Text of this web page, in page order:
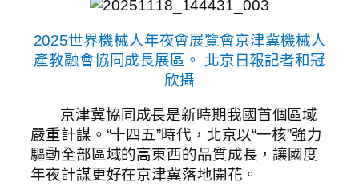
2025世界機械人年夜會展覽會京津冀機械人
產教融會協同成長展區。 北京日報記者和冠
欣攝
京津冀協同成長是新時期我國首個區域
嚴重計謀。“十四五”時代，北京以“一核”強力
驅動全部區域的高東西的品質成長，讓國度
年夜計謀更好在京津冀落地開花。